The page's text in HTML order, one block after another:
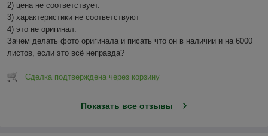
2) цена не соответствует.
3) характеристики не соответствуют
4) это не оригинал.
Зачем делать фото оригинала и писать что он в наличии и на 6000
листов, если это всё неправда?
Сделка подтверждена через корзину
Показать все отзывы